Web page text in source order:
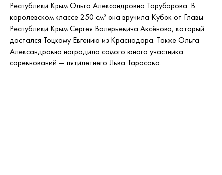
Республики Крым Ольга Александровна Торубарова. В
королевском классе 250 см³ она вручила Кубок от Главы
Республики Крым Сергея Валерьевича Аксёнова, который
достался Тоцкому Евгению из Краснодара. Также Ольга
Александровна наградила самого юного участника
соревнований — пятилетнего Льва Тарасова.